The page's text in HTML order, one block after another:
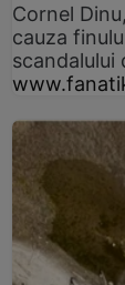
Cornel
cauza
scandalului